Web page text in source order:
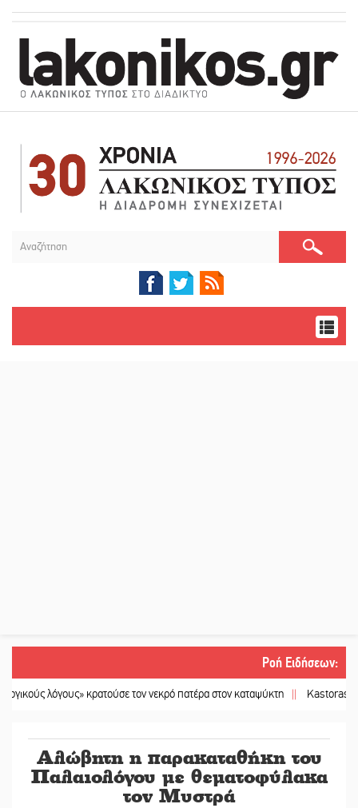
Ροή Ειδήσεων:
κρατούσε τον νεκρό πατέρα στον καταψύκτη || Kastoras River Festival
Αλώβητη η παρακαταθήκη του
Παλαιολόγου με θεματοφύλακα
τον Μυστρά